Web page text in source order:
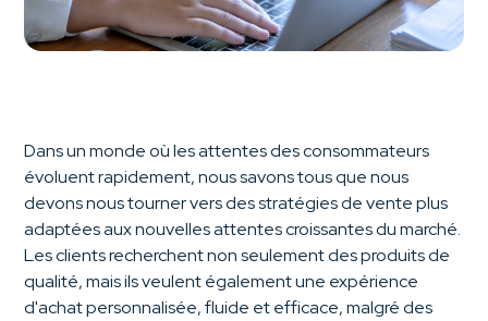
Dans un monde où les attentes des consommateurs
évoluent rapidement, nous savons tous que nous
devons nous tourner vers des stratégies de vente plus
adaptées aux nouvelles attentes croissantes du marché.
Les clients recherchent non seulement des produits de
qualité, mais ils veulent également une expérience
d'achat personnalisée, fluide et efficace, malgré des